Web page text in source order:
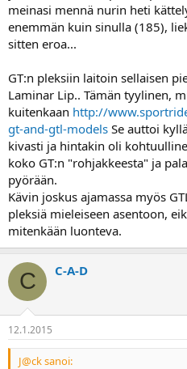
meinasi mennä nurin heti
enemmän kuin sinulla (185),
sitten eroa...
GT:n pleksiin laitoin sellaisen
Laminar Lip.. Tämän tyylinen,
kuitenkaan http://
gt-and-gtl-models Se auttoi
kivasti ja hintakin oli
koko GT:n "rohjakkeesta" ja
pyörään.
Kävin joskus ajamassa myös
pleksiä mieleiseen asentoon,
mitenkään luonteva.
C C-A-D
12.1.2015
J@ck sanoi: